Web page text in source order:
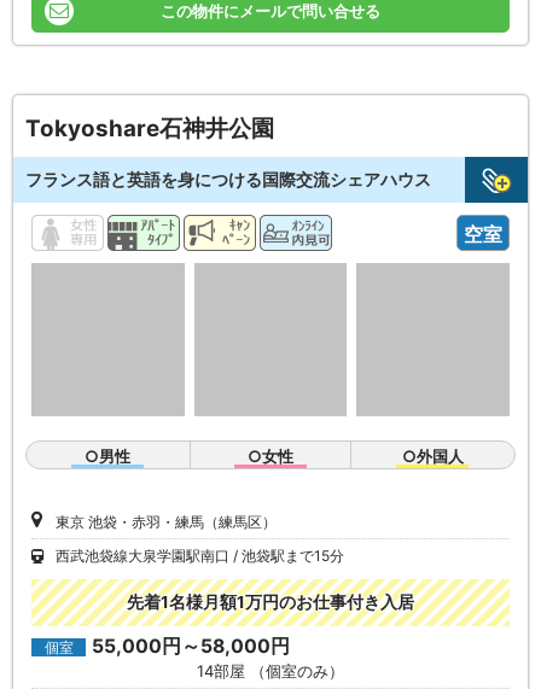
この物件にメールで問い合せる
Tokyoshare石神井公園
フランス語と英語を身につける国際交流シェアハウス
空室
○男性 ○女性 ○外国人
東京 池袋・赤羽・練馬（練馬区）
西武池袋線大泉学園駅南口
池袋駅まで15分
先着1名様月額1万円のお仕事付き入居
個室 55,000円～58,000円
14部屋 （個室のみ）